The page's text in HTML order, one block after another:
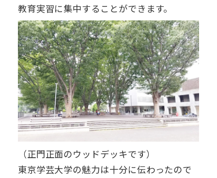
教育実習に集中することができます。
（正門正面のウッドデッキです）
東京学芸大学の魅力は十分に伝わったので